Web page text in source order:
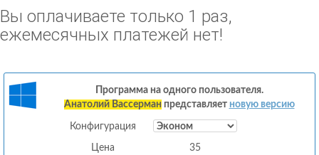
Вы оплачиваете только 1 раз,
ежемесячных платежей нет!
Программа на одного пользователя.
Анатолий Вассерман представляет новую версию
Конфигурация
Цена 35